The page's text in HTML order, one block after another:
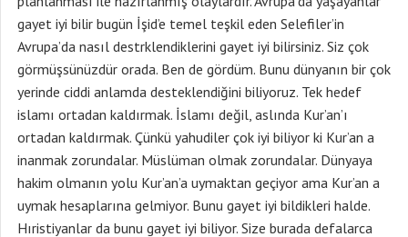
gayet iyi bilir bugün İşid’e temel teşkil eden Selefiler’in
Avrupa’da nasıl destrklendiklerini gayet iyi bilirsiniz. Siz çok
görmüşsünüzdür orada. Ben de gördüm. Bunu dünyanın bir çok
yerinde ciddi anlamda desteklendiğini biliyoruz. Tek hedef
islamı ortadan kaldırmak. İslamı değil, aslında Kur’an’ı
ortadan kaldırmak. Çünkü yahudiler çok iyi biliyor ki Kur’an a
inanmak zorundalar. Müslüman olmak zorundalar. Dünyaya
hakim olmanın yolu Kur’an’a uymaktan geçiyor ama Kur’an a
uymak hesaplarına gelmiyor. Bunu gayet iyi bildikleri halde.
Hıristiyanlar da bunu gayet iyi biliyor. Size burada defalarca